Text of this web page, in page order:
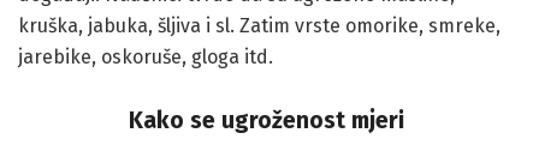
kruška, jabuka, šljiva i sl. Zatim vrste omorike, smreke,
jarebike, oskoruše, gloga itd.
Kako se ugroženost mjeri